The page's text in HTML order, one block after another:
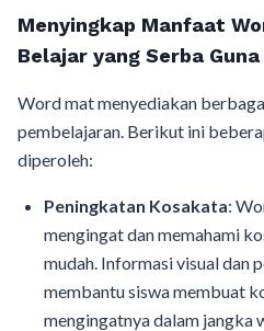
Menyingkap Manfaat
Belajar yang Serba Guna
Word mat menyediakan
pembelajaran. Berikut ini
diperoleh:
Peningkatan Kosakata:
mengingat dan memahami
mudah. Informasi visual dan
membantu siswa membuat
mengingatnya dalam jangka